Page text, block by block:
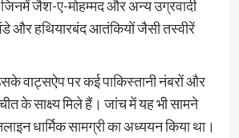
जैश-ए-मोहम्मद और अन्य उग्रवादी
और हथियारबंद आतंकियों जैसी तस्वीरें
वाट्सऐप पर कई पाकिस्तानी नंबरों और
के साक्ष्य मिले हैं। जांच में यह भी सामने
धार्मिक सामग्री का अध्ययन किया था।